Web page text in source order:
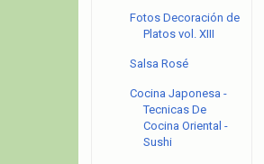
Fotos Decoración de
Platos vol. XIII
Salsa Rosé
Cocina Japonesa -
Tecnicas De
Cocina Oriental -
Sushi